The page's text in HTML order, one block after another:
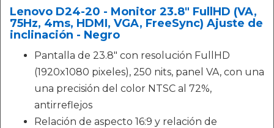
Lenovo D24-20 - Monitor 23.8" FullHD (VA,
75Hz, 4ms, HDMI, VGA, FreeSync) Ajuste de
inclinación - Negro
Pantalla de 23.8" con resolución FullHD
(1920x1080 pixeles), 250 nits, panel VA, con una
una precisión del color NTSC al 72%,
antirreflejos
Relación de aspecto 16:9 y relación de